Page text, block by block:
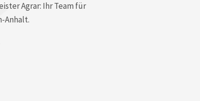
Agrar: Ihr Team für
Anhalt.